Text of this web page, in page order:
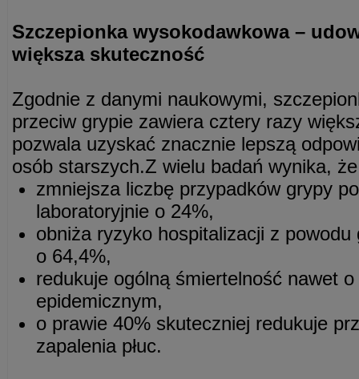
Szczepionka wysokodawkowa –
większa skuteczność
Zgodnie z danymi naukowymi,
przeciw grypie zawiera cztery razy
pozwala uzyskać znacznie lepszą
osób starszych.Z wielu badań wynika,
zmniejsza liczbę przypadków grypy
laboratoryjnie o 24%,
obniża ryzyko hospitalizacji z powodu
o 64,4%,
redukuje ogólną śmiertelność nawet
epidemicznym,
o prawie 40% skuteczniej redukuje
zapalenia płuc.